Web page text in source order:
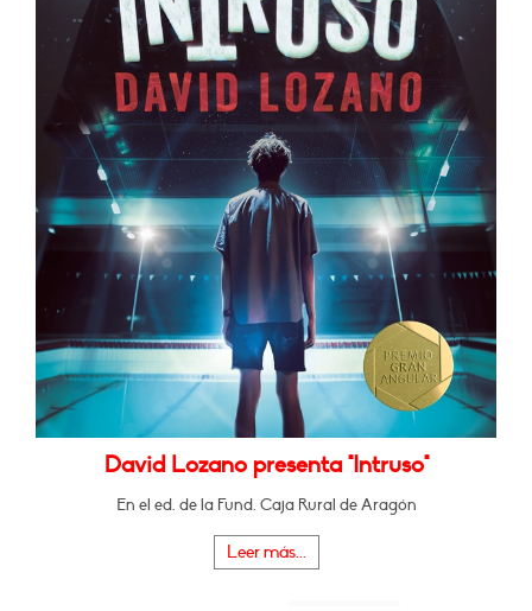
David Lozano presenta "Intruso"
En el ed. de la Fund. Caja Rural de Aragón
Leer más...